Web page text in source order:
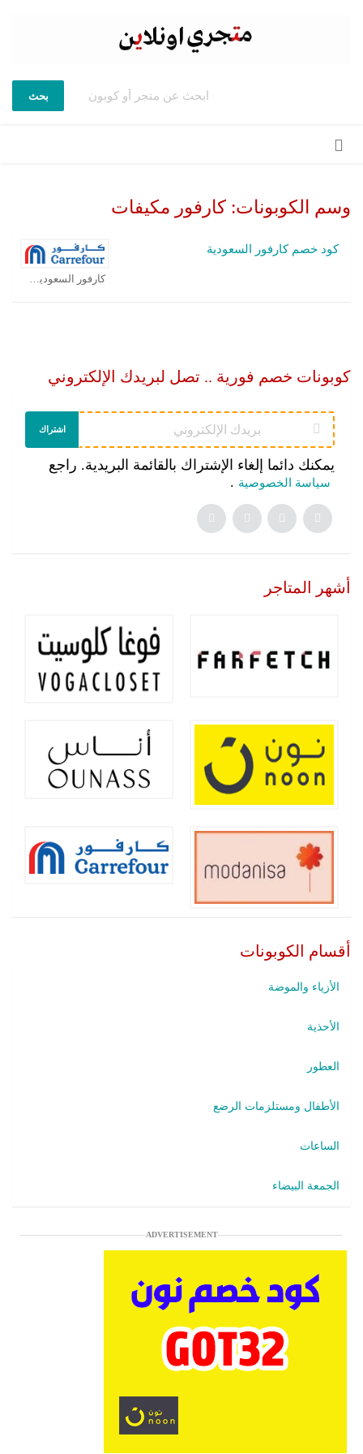
بحث
وسم الكوبونات: كارفور مكيفات
كود خصم كارفور السعودية
كوبونات خصم فورية .. تصل لبريدك الإلكتروني
اشتراك
يمكنك دائما إلغاء الإشتراك بالقائمة البريدية. راجع
سياسة الخصوصية .
أشهر المتاجر
أقسام الكوبونات
الأزياء والموضة
الأحذية
العطور
الأطفال ومستلزمات الرضع
الساعات
الجمعة البيضاء
ADVERTISEMENT